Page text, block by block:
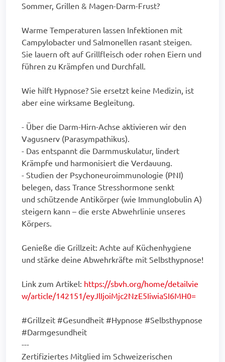
Sommer, Grillen & Magen-Darm-Frust?
Warme Temperaturen lassen Infektionen mit
Campylobacter und Salmonellen rasant steigen.
Sie lauern oft auf Grillfleisch oder rohen Eiern und
führen zu Krämpfen und Durchfall.
Wie hilft Hypnose? Sie ersetzt keine Medizin, ist
aber eine wirksame Begleitung.
- Über die Darm-Hirn-Achse aktivieren wir den
Vagusnerv (Parasympathikus).
- Das entspannt die Darmmuskulatur, lindert
Krämpfe und harmonisiert die Verdauung.
- Studien der Psychoneuroimmunologie (PNI)
belegen, dass Trance Stresshormone senkt
und schützende Antikörper (wie Immunglobulin A)
steigern kann – die erste Abwehrlinie unseres
Körpers.
Genieße die Grillzeit: Achte auf Küchenhygiene
und stärke deine Abwehrkräfte mit Selbsthypnose!
Link zum Artikel: https://sbvh.org/home/detailvie
w/article/142151/eyJlIjoiMjc2NzE5IiwiaSI6MH0=
#Grillzeit #Gesundheit #Hypnose #Selbsthypnose
#Darmgesundheit
---
Zertifiziertes Mitglied im Schweizerischen